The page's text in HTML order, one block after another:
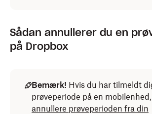
Sådan annullerer du en
på Dropbox
Bemærk! Hvis du har tilmeldt
prøveperiode på en
annullere prøveperioden fra din